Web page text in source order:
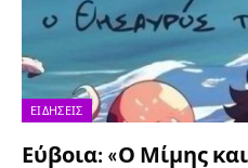
ΕΙΔΉΣΕΙΣ
Εύβοια: «Ο Μίμης